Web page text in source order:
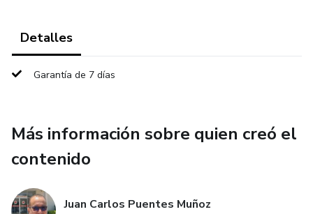
Puentes Muñoz, Enfermero Clínico con 30 años de
✅ El Umbral Crítico: Identifica cuándo pasas de la "Zona
Verde" a la "Zona Roja" antes de explotar.
✅ Co-Regulación Neurobiológica: Entiende por qué tu
calma es el regulador externo del sueño de tu bebé.
Detalles
Garantía de 7 días
Más información sobre quien creó el
contenido
Juan Carlos Puentes Muñoz